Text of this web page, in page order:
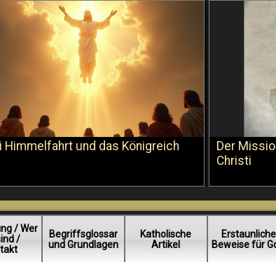
Himmelfahrt und das Königreich
Der
Christi
/ Wer
/
Begriffsglossar
und Grundlagen
Katholische
Artikel
Erstaunliche
Beweise für